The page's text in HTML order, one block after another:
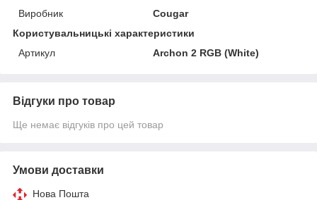
Виробник
Cougar
Користувальницькі характеристики
Артикул
Archon 2 RGB (White)
Відгуки про товар
Ще немає відгуків про цей товар
Умови доставки
Нова Пошта